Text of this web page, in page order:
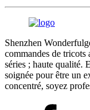
Shenzhen
commandes de tricots
séries ; haute qualité.
soignée pour être un
concentré, soyez